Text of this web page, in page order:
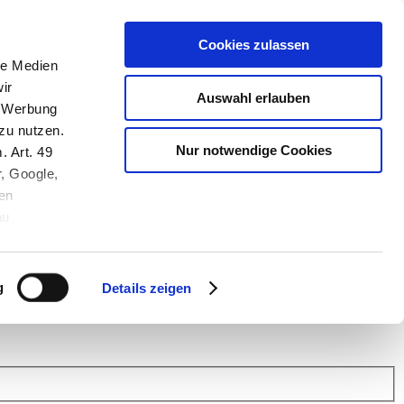
Medien
nutzen.
Art. 49
Google,
Details zeigen
Cookies zulassen
Auswahl erlauben
Nur notwendige Cookies